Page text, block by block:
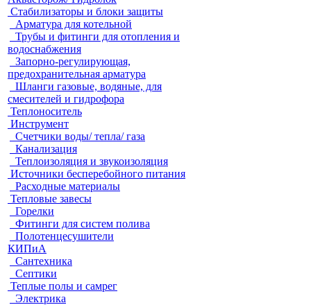
Стабилизаторы и блоки защиты
Арматура для котельной
Трубы и фитинги для отопления и
водоснабжения
Запорно-регулирующая,
предохранительная арматура
Шланги газовые, водяные, для
смесителей и гидрофора
Теплоноситель
Инструмент
Счетчики воды/ тепла/ газа
Канализация
Теплоизоляция и звукоизоляция
Источники бесперебойного питания
Расходные материалы
Тепловые завесы
Горелки
Фитинги для систем полива
Полотенцесушители
КИПиА
Сантехника
Септики
Теплые полы и самрег
Электрика